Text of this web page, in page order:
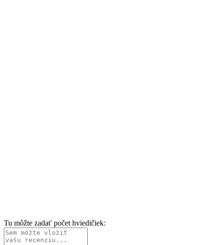
Tu môžte zadať počet hviedičiek: